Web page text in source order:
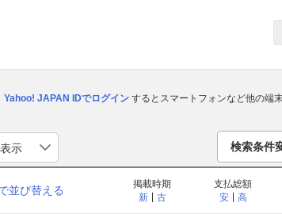
Yahoo! JAPAN IDでログインするとスマートフォンなど他の端
検索条件
並び替える
掲載時期
新
古
支払総額
安
高